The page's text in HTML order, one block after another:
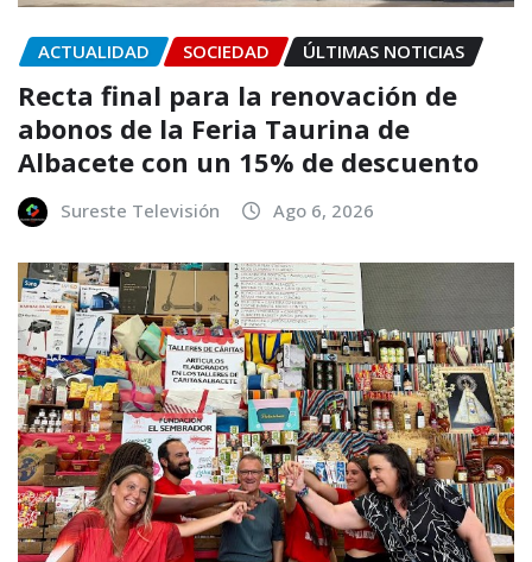
ACTUALIDAD SOCIEDAD ÚLTIMAS NOTICIAS
Recta final para la renovación de
abonos de la Feria Taurina de
Albacete con un 15% de descuento
Sureste Televisión Ago 6, 2026